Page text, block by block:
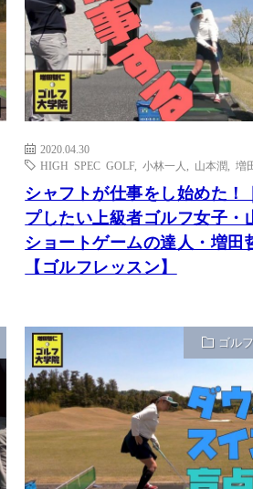
2020.04.30
HIGH SPEC GOLF,小林一人 山本潤 ,増
シャフトが仕事をし始めた！
プしたい上級者ゴルフ女子・
ショートゲームの達人・増田
【ゴルフレッスン】
ゴル